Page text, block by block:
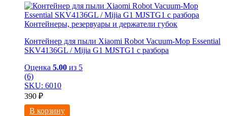
Контейнеры, резервуары и держатели губок
Контейнер для пыли Xiaomi Robot Vacuum-Mop Essential
SKV4136GL / Mijia G1 MJSTG1 с разбора
Оценка 5.00 из 5
(6)
SKU: 6010
390 ₽
В корзину